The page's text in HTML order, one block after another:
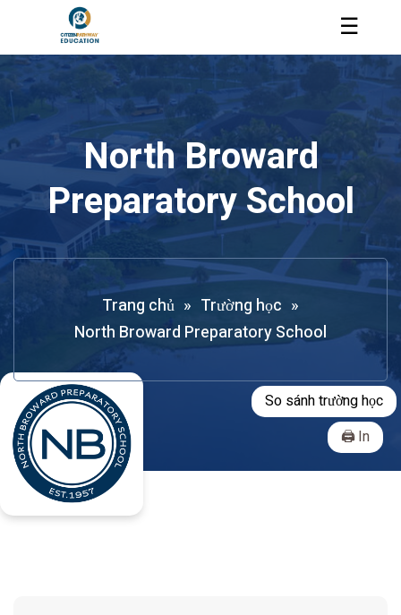
☰
North Broward
Preparatory School
Trang chủ » Trường học »
North Broward Preparatory School
So sánh trường học
In